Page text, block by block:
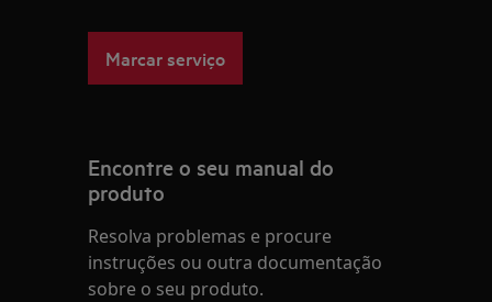
Marcar serviço
Encontre o seu manual do
produto
Resolva problemas e procure
instruções ou outra documentação
sobre o seu produto.